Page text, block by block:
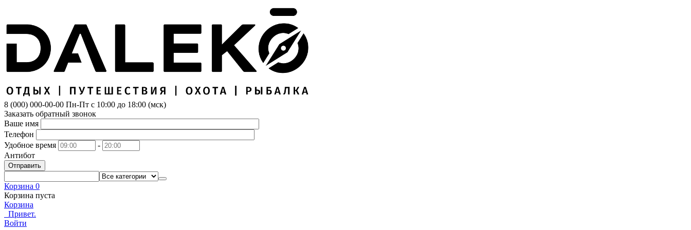
8 (000) 000-00-00 Пн-Пт с 10:00 до 18:00 (мск)
Заказать обратный звонок
Ваше имя
Телефон
Удобное время
-
Антибот
Отправить
Корзина 0
Корзина пуста
Корзина
Привет.
Войти